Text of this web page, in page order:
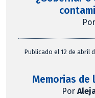
Por
Publicado el 12 de abril
Memorias de
Por